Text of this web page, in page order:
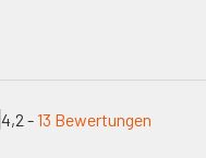
4,2 -13 Bewertungen